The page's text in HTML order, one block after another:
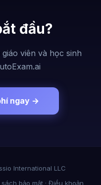
đầu?
viên và học sinh
ngay →
International LLC
bảo mật· Điều khoản